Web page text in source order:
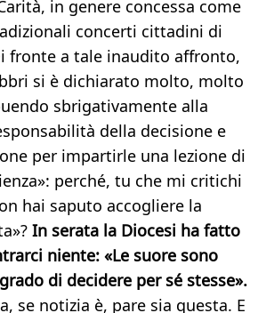
in genere concessa come
concerti cittadini di
fronte a tale inaudito affronto,
si è dichiarato molto, molto
sbrigativamente alla
della decisione e
per impartirle una lezione di
perché, tu che mi critichi
hai saputo accogliere la
In serata la Diocesi ha fatto
niente: «Le suore sono
di decidere per sé stesse».
se notizia è, pare sia questa. E